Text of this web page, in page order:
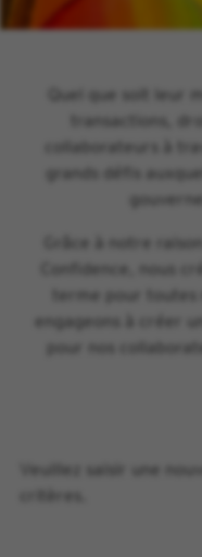
Quel que soit leur
transactions,
collaborateurs à
grands défis
Grâce à notre
Confidence, nous
terme pour toutes
engageons à créer
pour nos
Veuillez saisir une
critères.